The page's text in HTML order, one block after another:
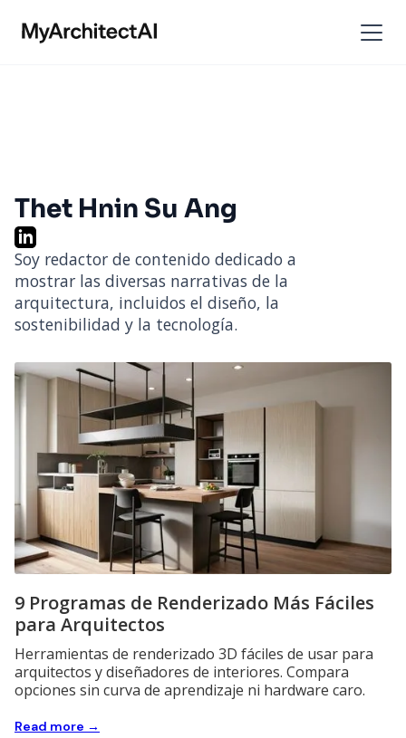
Thet Hnin Su Ang
Soy redactor de contenido dedicado a
mostrar las diversas narrativas de la
arquitectura, incluidos el diseño, la
sostenibilidad y la tecnología.
9 Programas de Renderizado Más Fáciles
para Arquitectos
Herramientas de renderizado 3D fáciles de usar para
arquitectos y diseñadores de interiores. Compara
opciones sin curva de aprendizaje ni hardware caro.
Read more →